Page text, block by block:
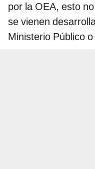
por la OEA, esto
se vienen
Ministerio Público